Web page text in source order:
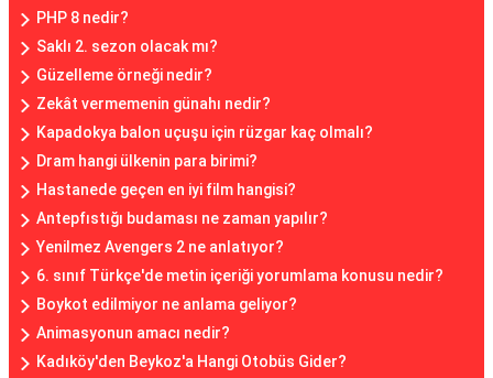
PHP 8 nedir?
Saklı 2. sezon olacak mı?
Güzelleme örneği nedir?
Zekât vermemenin günahı nedir?
Kapadokya balon uçuşu için rüzgar kaç olmalı?
Dram hangi ülkenin para birimi?
Hastanede geçen en iyi film hangisi?
Antepfıstığı budaması ne zaman yapılır?
Yenilmez Avengers 2 ne anlatıyor?
6. sınıf Türkçe'de metin içeriği yorumlama konusu nedir?
Boykot edilmiyor ne anlama geliyor?
Animasyonun amacı nedir?
Kadıköy'den Beykoz'a Hangi Otobüs Gider?